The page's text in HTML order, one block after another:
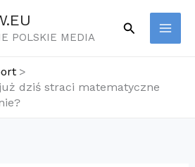
POLSKIE MEDIA
Szukaj
dziś straci matematyczne